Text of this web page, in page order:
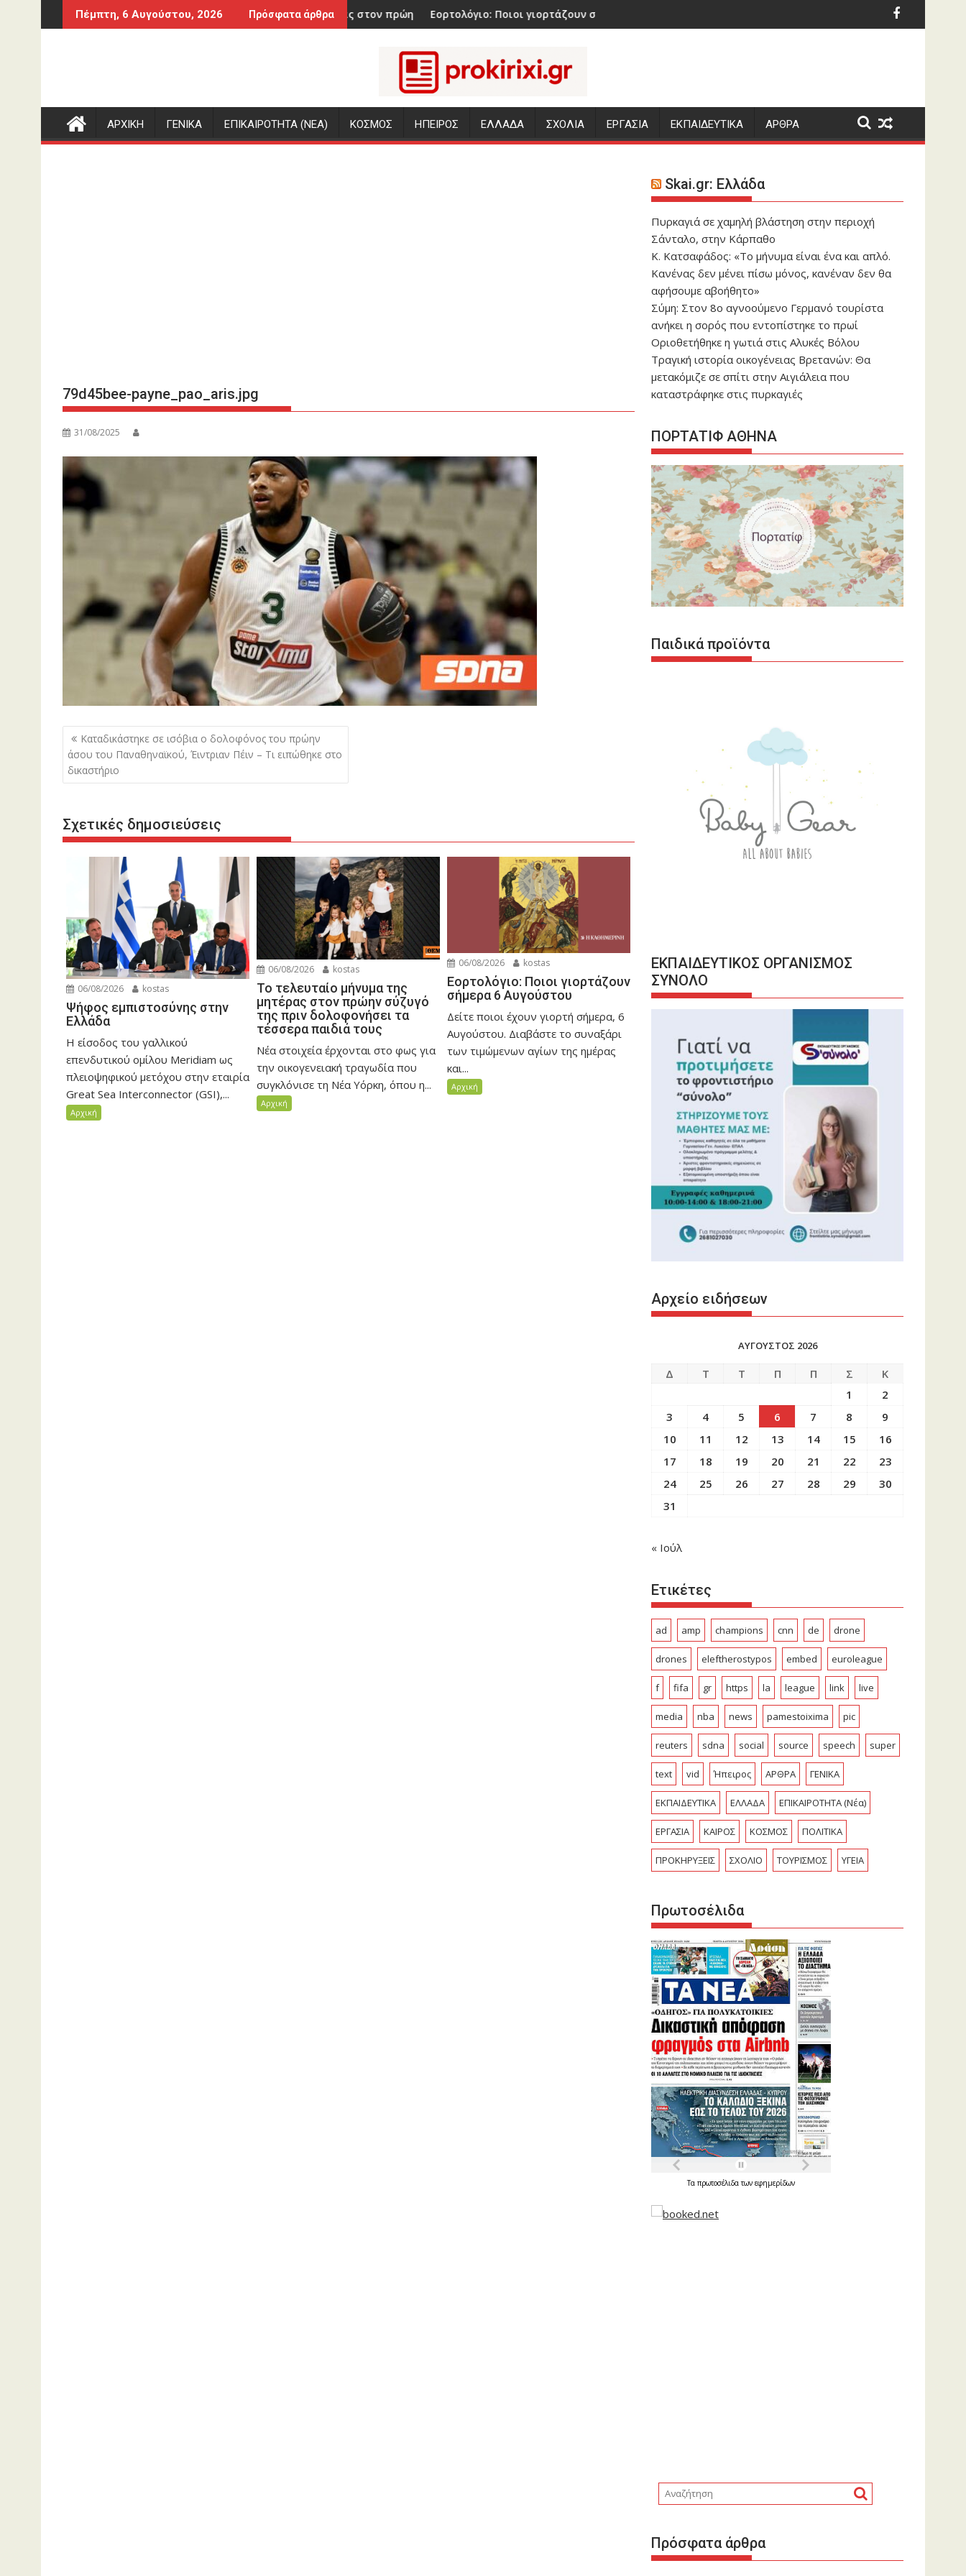
Περάστε
στο
Πέμπτη, 6 Αυγούστου, 2026 Πρόσφατα άρθρα
Το τελευταίο μήνυμα της μητέρας στον πρώην σύζυγό της πριν δολοφονήσει τα τέσσερα παιδιά τους
Εορτολόγιο: Ποιοι γιορτάζουν σήμερα 6 Αυγούστου Οι δασμοαπαλλαγές
ΑΡΧΙΚΗ ΓΕΝΙΚΑ ΕΠΙΚΑΙΡΟΤΗΤΑ (ΝΕΑ) ΚΟΣΜΟΣ ΗΠΕΙΡΟΣ ΕΛΛΑΔΑ ΣΧΟΛΙΑ ΕΡΓΑΣΙΑ ΕΚΠΑΙΔΕΥΤΙΚΑ ΑΡΘΡΑ
79d45bee-payne_pao_aris.jpg
31/08/2025
Πλοήγηση
άρθρων
Καταδικάστηκε σε ισόβια ο δολοφόνος του πρώην
άσου του Παναθηναϊκού, Έιντριαν Πέιν – Τι ειπώθηκε στο
δικαστήριο
Σχετικές δημοσιεύσεις
06/08/2026 kostas
Ψήφος εμπιστοσύνης στην
Ελλάδα
Η είσοδος του γαλλικού
επενδυτικού ομίλου Meridiam ως
πλειοψηφικού μετόχου στην εταιρία
Great Sea Interconnector (GSI),...
Αρχική
06/08/2026 kostas
Το τελευταίο μήνυμα της
μητέρας στον πρώην σύζυγό
της πριν δολοφονήσει τα
τέσσερα παιδιά τους
Νέα στοιχεία έρχονται στο φως για
την οικογενειακή τραγωδία που
συγκλόνισε τη Νέα Υόρκη, όπου η...
Αρχική
06/08/2026 kostas
Εορτολόγιο: Ποιοι γιορτάζουν
σήμερα 6 Αυγούστου
Δείτε ποιοι έχουν γιορτή σήμερα, 6
Αυγούστου. Διαβάστε το συναξάρι
των τιμώμενων αγίων της ημέρας
και...
Αρχική
Skai.gr: Ελλάδα
Πυρκαγιά σε χαμηλή βλάστηση στην περιοχή
Σάνταλο, στην Κάρπαθο
Κ. Κατσαφάδος: «Το μήνυμα είναι ένα και απλό.
Κανένας δεν μένει πίσω μόνος, κανέναν δεν θα
αφήσουμε αβοήθητο»
Σύμη: Στον 8ο αγνοούμενο Γερμανό τουρίστα
ανήκει η σορός που εντοπίστηκε το πρωί
Οριοθετήθηκε η γωτιά στις Αλυκές Βόλου
Τραγική ιστορία οικογένειας Βρετανών: Θα
μετακόμιζε σε σπίτι στην Αιγιάλεια που
καταστράφηκε στις πυρκαγιές
ΠΟΡΤΑΤΙΦ ΑΘΗΝΑ
Παιδικά προϊόντα
ΕΚΠΑΙΔΕΥΤΙΚΟΣ ΟΡΓΑΝΙΣΜΟΣ
ΣΥΝΟΛΟ
Αρχείο ειδήσεων
ΑΥΓΟΥΣΤΟΣ 2026
Δ Τ Τ Π Π Σ
Κ
1
2
3
4 5 6 7 8
9
10
11 12 13 14 15
16
17
18 19 20 21 22
23
24
25 26 27 28 29
30
31
« Ιούλ
Ετικέτες
ad amp champions cnn de drone
drones eleftherostypos embed euroleague
f fifa gr https la league link live
media nba news pamestoixima pic
reuters sdna social source speech super
text vid Ήπειρος ΑΡΘΡΑ ΓΕΝΙΚΑ
ΕΚΠΑΙΔΕΥΤΙΚΑ ΕΛΛΑΔΑ ΕΠΙΚΑΙΡΟΤΗΤΑ (Νέα)
ΕΡΓΑΣΙΑ ΚΑΙΡΟΣ ΚΟΣΜΟΣ ΠΟΛΙΤΙΚΑ
ΠΡΟΚΗΡΥΞΕΙΣ ΣΧΟΛΙΟ ΤΟΥΡΙΣΜΟΣ ΥΓΕΙΑ
Πρωτοσέλιδα
Τα πρωτοσέλιδατων εφημερίδων
Πρόσφατα άρθρα